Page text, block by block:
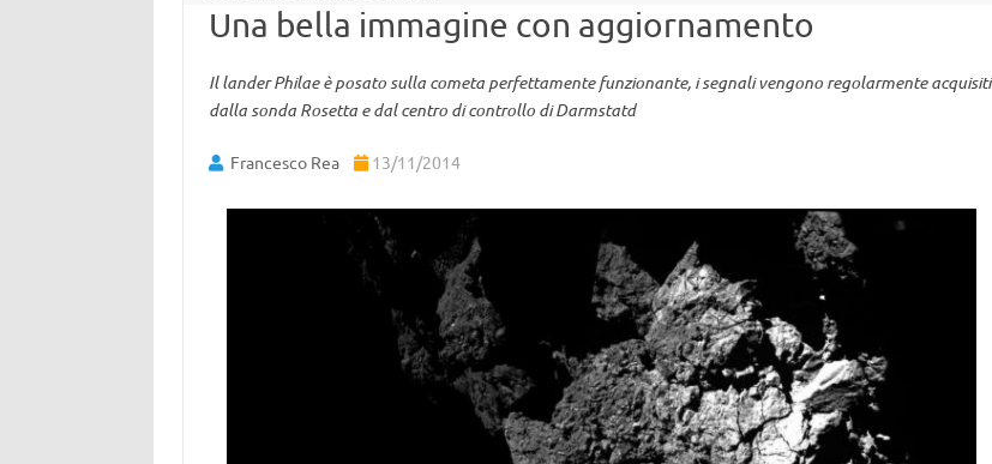
Una bella immagine con aggiornamento
Il lander Philae è posato sulla cometa perfettamente funzionante, i segnali vengono regolarmente acquisiti
dalla sonda Rosetta e dal centro di controllo di Darmstatd
Francesco Rea 13/11/2014